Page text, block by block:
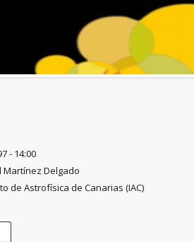
- 14:00
Martínez Delgado
de Astrofísica de Canarias (IAC)